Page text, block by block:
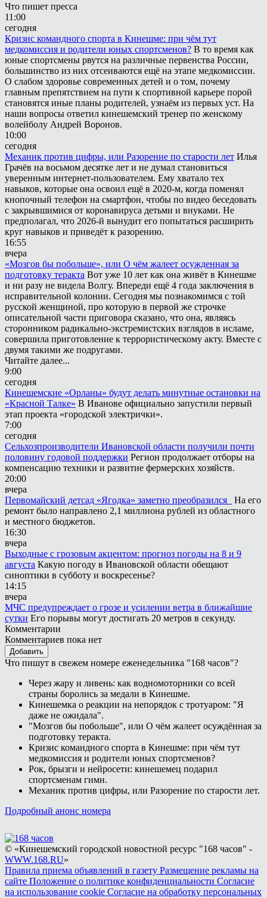
Что пишет пресса
11:00
сегодня
Кризис командного спорта в Кинешме: при чём тут
медкомиссия и родители юных спортсменов? В то время как
юные спортсмены рвутся на различные первенства России,
большинство из них отсеиваются ещё на этапе медкомиссии.
О слабом здоровье современных детей и о том, почему
главным препятствием на пути к спортивной карьере порой
становятся иные планы родителей, узнаём из первых уст. На
наши вопросы ответил кинешемский тренер по женскому
волейболу Андрей Воронов.
10:00
сегодня
Механик против цифры, или Разорение по старости лет Илья
Грачёв на восьмом десятке лет и не думал становиться
уверенным интернет-пользователем. Ему хватало тех
навыков, которые она освоил ещё в 2020-м, когда поменял
кнопочный телефон на смартфон, чтобы по видео беседовать
с закрывшимися от коронавируса детьми и внуками. Не
предполагал, что 2026-й вынудит его попытаться расширить
круг навыков и приведёт к разорению.
16:55
вчера
«Мозгов бы побольше», или О чём жалеет осужденная за
подготовку теракта Вот уже 10 лет как она живёт в Кинешме
и ни разу не видела Волгу. Впереди ещё 4 года заключения в
исправительной колонии. Сегодня мы познакомимся с той
русской женщиной, про которую в первой же строчке
описательной части приговора сказано, что она, являясь
сторонником радикально-экстремистских взглядов в исламе,
совершила приготовление к террористическому акту. Вместе с
двумя такими же подругами.
Читайте далее...
9:00
сегодня
Кинешемские «Орланы» будут делать минутные остановки на
«Красной Талке» В Иванове официально запустили первый
этап проекта «городской электрички».
7:00
сегодня
Сельхозпроизводители Ивановской области получили почти
половину годовой поддержки Регион продолжает отборы на
компенсацию техники и развитие фермерских хозяйств.
20:00
вчера
Первомайский детсад «Ягодка» заметно преобразился
На его
ремонт было направлено 2,1 миллиона рублей из областного
и местного бюджетов.
16:30
вчера
Выходные с грозовым акцентом: прогноз погоды на 8 и 9
августа Какую погоду в Ивановской области обещают
синоптики в субботу и воскресенье?
14:15
вчера
МЧС предупреждает о грозе и усилении ветра в ближайшие
сутки Его порывы могут достигать 20 метров в секунду.
Комментарии
Комментариев пока нет
Добавить
Что пишут в свежем номере еженедельника "168 часов"?
Через жару и ливень: как водномоторники со всей
страны боролись за медали в Кинешме.
Кинешемка о реакции на непорядок с тротуаром: "Я
даже не ожидала".
"Мозгов бы побольше", или О чём жалеет осуждённая за
подготовку теракта.
Кризис командного спорта в Кинешме: при чём тут
медкомиссия и родители юных спортсменов?
Рок, брызги и нейросети: кинешемец подарил
спортсменам гимн.
Механик против цифры, или Разорение по старости лет.
Подробный анонс номера
© «Кинешемский городской новостной ресурс "168 часов" -
WWW.168.RU»
Правила приема объявлений в газету Размещение рекламы на
сайте Положение о политике конфиденциальности Согласие
на использование cookie Согласие на обработку персональных